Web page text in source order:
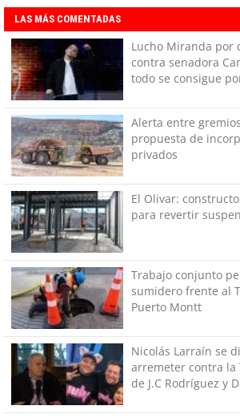
LAS MÁS COMENTADAS
Lucho Miranda por
contra senadora
todo se consigue
Alerta entre
propuesta de
privados
El Olivar:
para revertir
Trabajo conjunto
sumidero frente al
Puerto Montt
Nicolás Larraín se
arremeter contra la
de J.C Rodríguez y